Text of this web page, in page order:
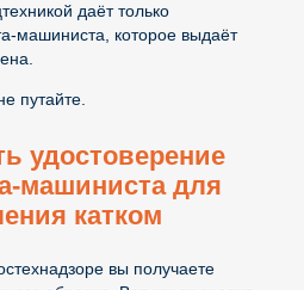
даёт только
машиниста, которое выдаёт
путайте.
удостоверение
машиниста для
катком
вы получаете